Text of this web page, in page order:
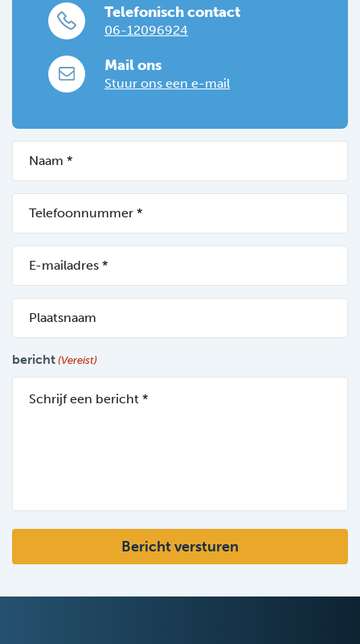
Telefonisch contact
06-12096924
Mail ons
Stuur ons een e-mail
(Vereist)
mail
bericht (Vereist)